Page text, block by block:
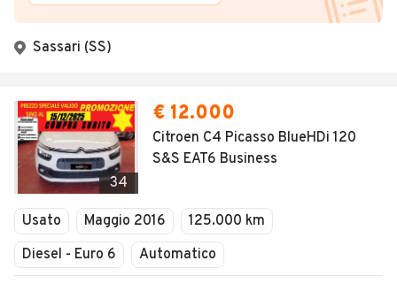
Sassari (SS)
34
€ 12.000
Citroen C4 Picasso BlueHDi 120
S&S EAT6 Business
Usato Maggio 2016
125.000 km
Diesel - Euro 6
Automatico